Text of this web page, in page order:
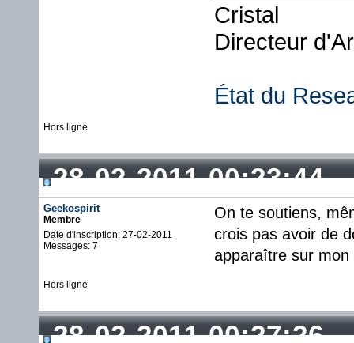
Cristal
Directeur
État du
Hors ligne
28-02-2011 00:23:44
Geekospirit
Membre
Date d'inscription: 27-02-2011
Messages: 7
On te soutiens,
crois pas avoir de
apparaître sur mon
Hors ligne
28-02-2011 00:27:26